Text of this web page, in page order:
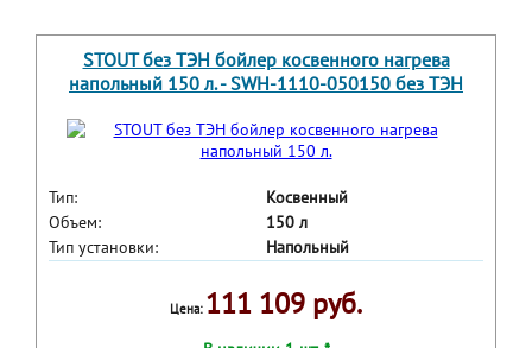
STOUT без ТЭН бойлер косвенного нагрева
напольный 150 л. - SWH-1110-050150 без ТЭН
Тип:
Косвенный
Объем:
150 л
Тип установки:
Напольный
Цена: 111 109 руб.